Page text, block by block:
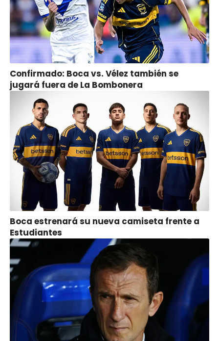
Confirmado: Boca vs. Vélez también se
jugará fuera de La Bombonera
Boca estrenará su nueva camiseta frente a
Estudiantes